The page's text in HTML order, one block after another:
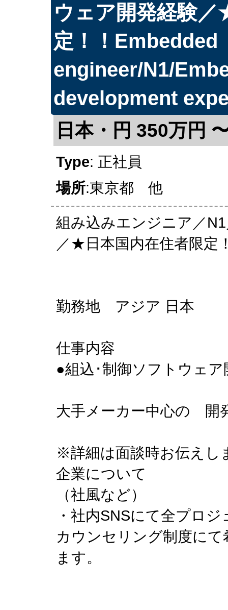
ウェア開発経験
定！！Embedded
engineer/N1/
development
日本・円 350万円
Type: 正社員
場所:東京都 他
組み込みエンジニア／
／★日本国内在住者限
勤務地 アジア 日本
仕事内容
●組込･制御ソフトウェ
大手メーカー中心の 開
※詳細は面談時お伝えし
企業について
（社風など）
・社内SNSにて全プロ
カウンセリング制度に
ます。